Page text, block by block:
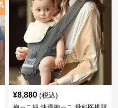
¥8,880 (税込)